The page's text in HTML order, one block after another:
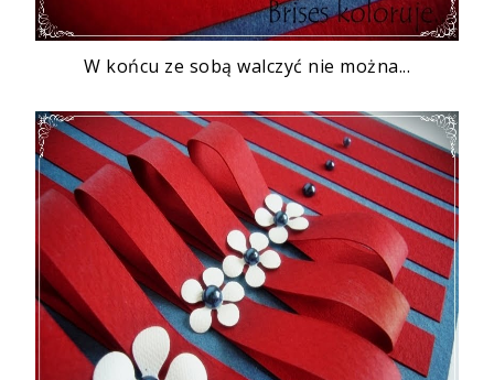
W końcu ze sobą walczyć nie można...